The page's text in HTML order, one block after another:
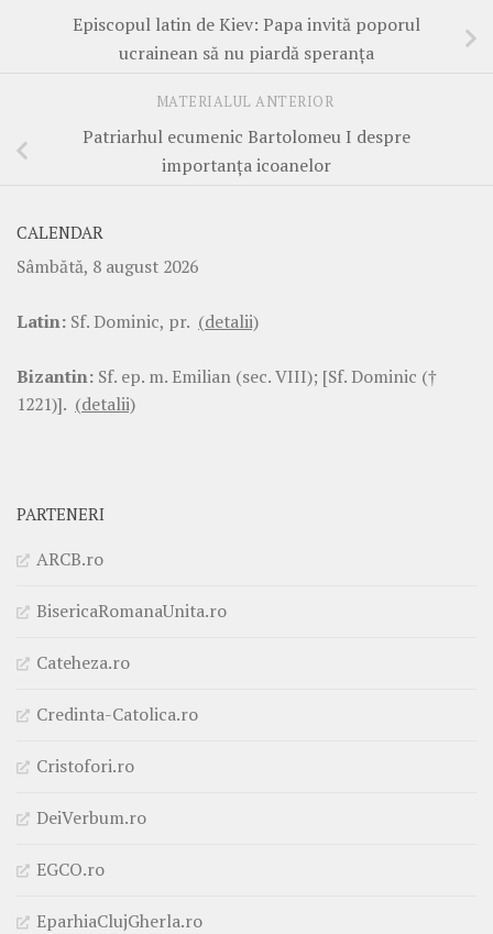
Episcopul latin de Kiev: Papa invită poporul
ucrainean să nu piardă speranța
MATERIALUL ANTERIOR
Patriarhul ecumenic Bartolomeu I despre
importanța icoanelor
CALENDAR
Sâmbătă, 8 august 2026
Latin: Sf. Dominic, pr. (detalii)
Bizantin: Sf. ep. m. Emilian (sec. VIII); [Sf. Dominic (†
1221)]. (detalii)
PARTENERI
ARCB.ro
BisericaRomanaUnita.ro
Cateheza.ro
Credinta-Catolica.ro
Cristofori.ro
DeiVerbum.ro
EGCO.ro
EparhiaClujGherla.ro